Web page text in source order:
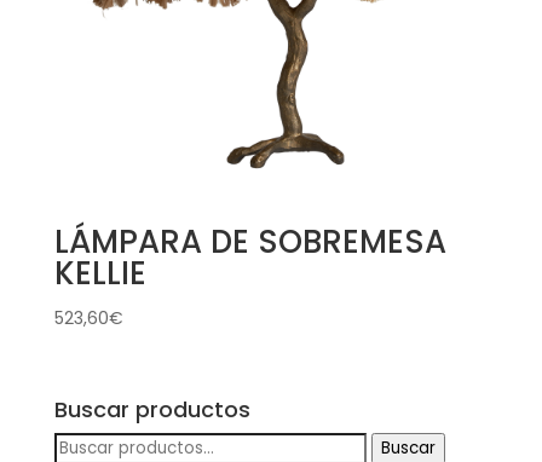
LÁMPARA DE SOBREMESA
KELLIE
523,60€
Buscar productos
Buscar
Buscar